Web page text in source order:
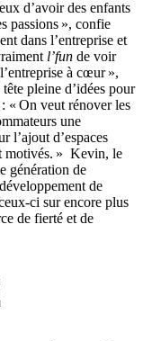
d’avoir des enfants
passions », confie
dans l’entreprise et
l’fun de voir
à cœur »,
pleine d’idées pour
« On veut rénover les
une
l’ajout d’espaces
motivés. » Kevin, le
génération de
de
ci sur encore plus
de fierté et de